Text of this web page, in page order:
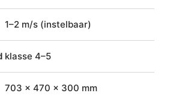
1–2 m/s (instelbaar)
klasse 4–5
703 × 470 × 300 mm